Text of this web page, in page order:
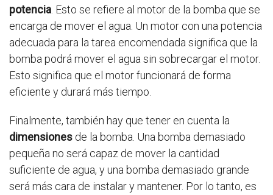
potencia . Esto se refiere al motor de la bomba que se
encarga de mover el agua. Un motor con una potencia
adecuada para la tarea encomendada significa que la
bomba podrá mover el agua sin sobrecargar el motor.
Esto significa que el motor funcionará de forma
eficiente y durará más tiempo.
Finalmente, también hay que tener en cuenta la
dimensiones de la bomba. Una bomba demasiado
pequeña no será capaz de mover la cantidad
suficiente de agua, y una bomba demasiado grande
será más cara de instalar y mantener. Por lo tanto, es